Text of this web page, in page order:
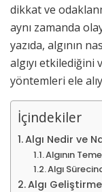
dikkat ve
aynı zamanda
yazıda, algının
algıyı etkilediğini
yöntemleri ele
İçindekiler
Algı Nedir ve
Algının
Algı
Algı